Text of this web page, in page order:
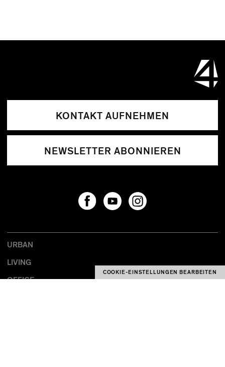
KONTAKT AUFNEHMEN
NEWSLETTER ABONNIEREN
URBAN
LIVING
OFFICE
COOKIE-EINSTELLUNGEN BEARBEITEN